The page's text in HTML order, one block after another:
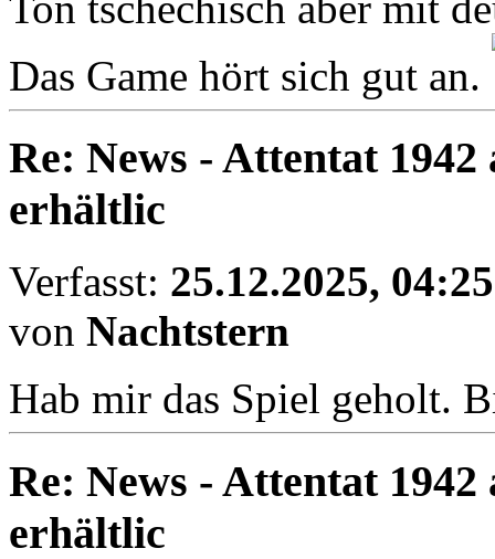
Das Game hört sich gut an.
Re: News - Attentat
erhältlic
Verfasst: 25.12.2025, 04:25
von Nachtstern
Hab mir das Spiel geholt.
Re: News - Attentat
erhältlic